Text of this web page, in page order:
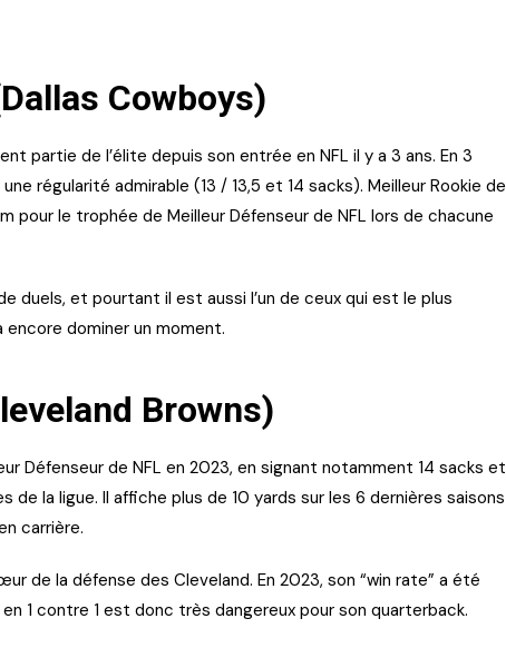
Cowboys)
partie de l’élite depuis son entrée en NFL il y a 3 ans. En 3
régularité admirable (13 / 13,5 et 14 sacks). Meilleur Rookie de
pour le trophée de Meilleur Défenseur de NFL lors de chacune
duels, et pourtant il est aussi l’un de ceux qui est le plus
encore dominer un moment.
Browns)
Défenseur de NFL en 2023, en signant notamment 14 sacks et
de la ligue. Il affiche plus de 10 yards sur les 6 dernières saisons
carrière.
de la défense des Cleveland. En 2023, son “win rate” a été
1 contre 1 est donc très dangereux pour son quarterback.